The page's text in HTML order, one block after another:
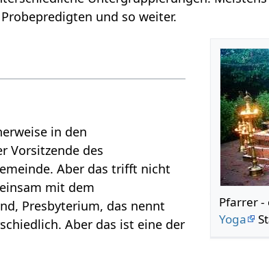
und so weiter.
Pfarrer
Yoga
in den
Vorsitzende des
Aber das trifft nicht
mit dem
Presbyterium, das nennt
Aber das ist eine der